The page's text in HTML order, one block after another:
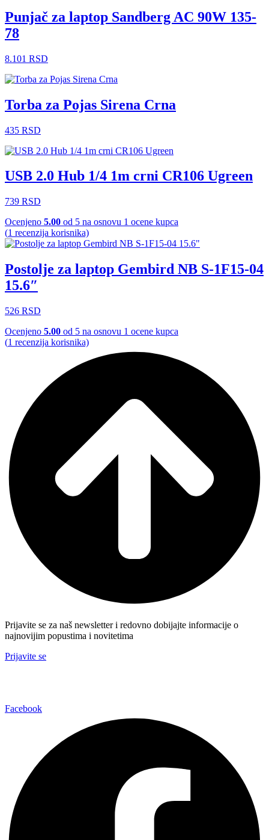
Punjač za laptop Sandberg AC 90W 135-
78
8.101 RSD
Torba za Pojas Sirena Crna
435 RSD
USB 2.0 Hub 1/4 1m crni CR106 Ugreen
739 RSD
Ocenjeno 5.00 od 5 na osnovu 1 ocene kupca
(1 recenzija korisnika)
Postolje za laptop Gembird NB S-1F15-04
15.6″
526 RSD
Ocenjeno 5.00 od 5 na osnovu 1 ocene kupca
(1 recenzija korisnika)
Prijavite se za naš newsletter i redovno dobijajte informacije o
najnovijim popustima i novitetima
Prijavite se
Facebook